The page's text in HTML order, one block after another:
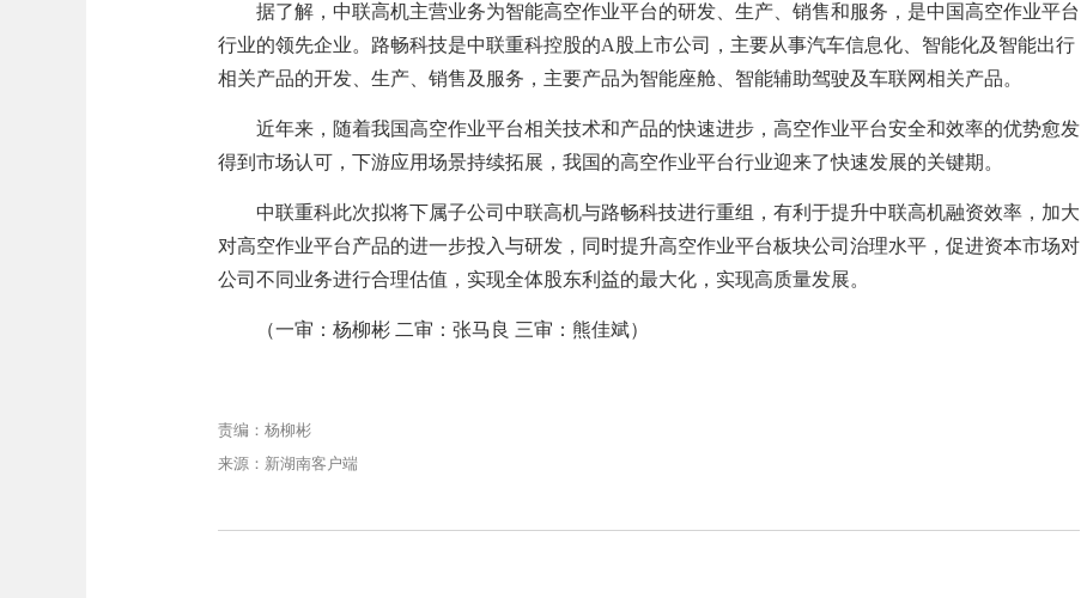
据了解，中联高机主营业务为智能高空作业平台的研发、生产、销售和服务，是中国高空作业平台
行业的领先企业。路畅科技是中联重科控股的A股上市公司，主要从事汽车信息化、智能化及智能出行
相关产品的开发、生产、销售及服务，主要产品为智能座舱、智能辅助驾驶及车联网相关产品。
近年来，随着我国高空作业平台相关技术和产品的快速进步，高空作业平台安全和效率的优势愈发
得到市场认可，下游应用场景持续拓展，我国的高空作业平台行业迎来了快速发展的关键期。
中联重科此次拟将下属子公司中联高机与路畅科技进行重组，有利于提升中联高机融资效率，加大
对高空作业平台产品的进一步投入与研发，同时提升高空作业平台板块公司治理水平，促进资本市场对
公司不同业务进行合理估值，实现全体股东利益的最大化，实现高质量发展。
（一审：杨柳彬 二审：张马良 三审：熊佳斌）
责编：杨柳彬
来源：新湖南客户端